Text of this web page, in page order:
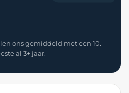
ons gemiddeld met een 10.
al 3+ jaar.